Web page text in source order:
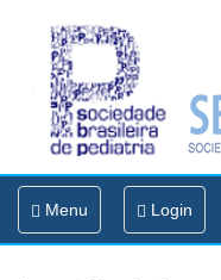
Toggle
navigation
Menu Login